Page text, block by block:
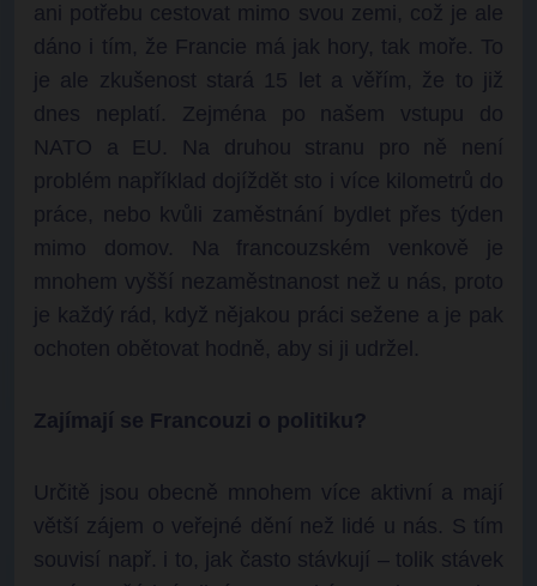
ani potřebu cestovat mimo svou zemi, což je ale
dáno i tím, že Francie má jak hory, tak moře. To
je ale zkušenost stará 15 let a věřím, že to již
dnes neplatí. Zejména po našem vstupu do
NATO a EU. Na druhou stranu pro ně není
problém například dojíždět sto i více kilometrů do
práce, nebo kvůli zaměstnání bydlet přes týden
mimo domov. Na francouzském venkově je
mnohem vyšší nezaměstnanost než u nás, proto
je každý rád, když nějakou práci sežene a je pak
ochoten obětovat hodně, aby si ji udržel.
Zajímají se Francouzi o politiku?
Určitě jsou obecně mnohem více aktivní a mají
větší zájem o veřejné dění než lidé u nás. S tím
souvisí např. i to, jak často stávkují – tolik stávek